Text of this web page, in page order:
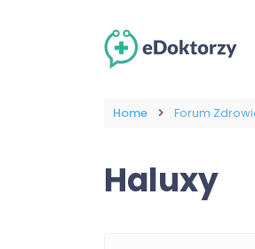
Home Forum
Haluxy